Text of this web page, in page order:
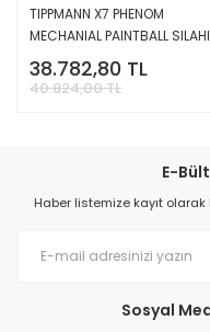
TIPPMANN X7 PHENOM
MECHANIAL PAINTBALL SILAHI
38.782,80 TL
40.824,00 TL
E-
Haber listemize kayıt
Sosyal